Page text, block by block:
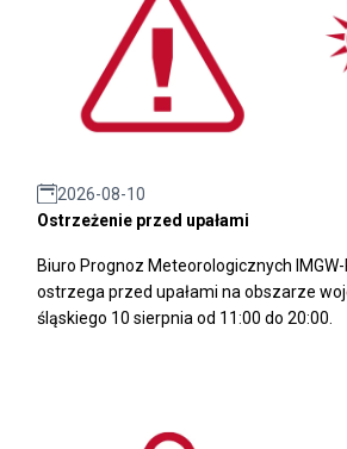
2026-08-10
Ostrzeżenie przed upałami
Biuro Prognoz Meteorologicznych
ostrzega przed upałami na obszarze
śląskiego 10 sierpnia od 11:00 do 20:00.